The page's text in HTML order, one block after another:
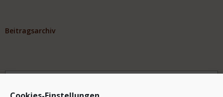
Beitragsarchiv
Archiv